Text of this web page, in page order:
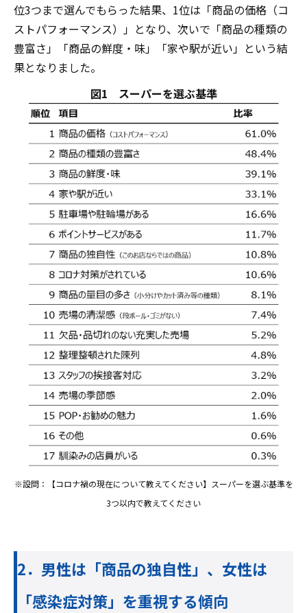
位3つまで選んでもらった結果、1位は「商品の価格（コ
ストパフォーマンス）」となり、次いで「商品の種類の
豊富さ」「商品の鮮度・味」「家や駅が近い」という結
果となりました。
図1 スーパーを選ぶ基準
※設問：【コロナ禍の現在について教えてください】スーパーを選ぶ基準を
3つ以内で教えてください
2．男性は「商品の独自性」、女性は
「感染症対策」を重視する傾向